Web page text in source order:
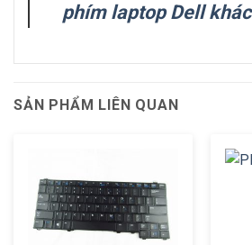
phím laptop Dell khác
SẢN PHẨM LIÊN QUAN